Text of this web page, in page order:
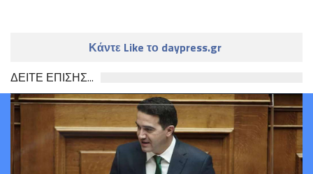
Κάντε Like το daypress.gr
ΔΕΙΤΕ ΕΠΙΣΗΣ...